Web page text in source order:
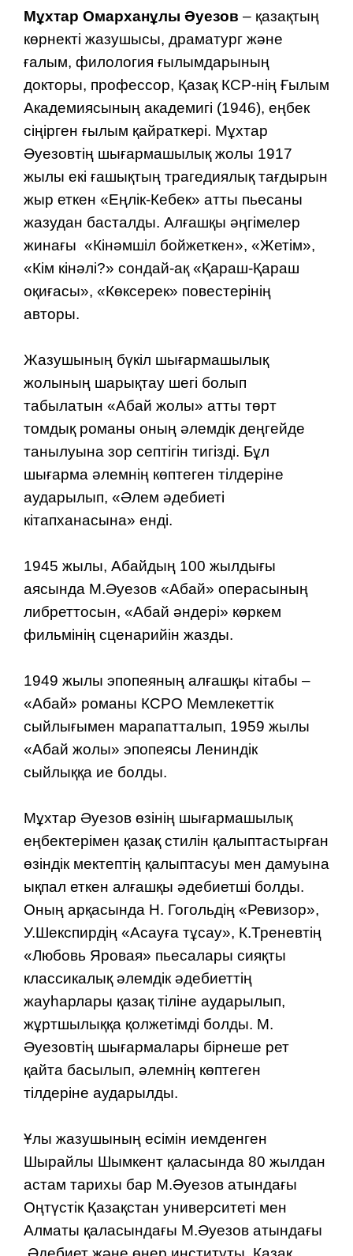
Мұхтар Омарханұлы Әуезов – қазақтың
көрнекті жазушысы, драматург және
ғалым, филология ғылымдарының
докторы, профессор, Қазақ КСР-нің Ғылым
Академиясының академигі (1946), еңбек
сіңірген ғылым қайраткері. Мұхтар
Әуезовтің шығармашылық жолы 1917
жылы екі ғашықтың трагедиялық тағдырын
жыр еткен «Еңлік-Кебек» атты пьесаны
жазудан басталды. Алғашқы әңгімелер
жинағы «Кінәмшіл бойжеткен», «Жетім»,
«Кім кінәлі?» сондай-ақ «Қараш-Қараш
оқиғасы», «Көксерек» повестерінің
авторы.
Жазушының бүкіл шығармашылық
жолының шарықтау шегі болып
табылатын «Абай жолы» атты төрт
томдық романы оның әлемдік деңгейде
танылуына зор септігін тигізді. Бұл
шығарма әлемнің көптеген тілдеріне
аударылып, «Әлем әдебиеті
кітапханасына» енді.
1945 жылы, Абайдың 100 жылдығы
аясында М.Әуезов «Абай» операсының
либреттосын, «Абай әндері» көркем
фильмінің сценарийін жазды.
1949 жылы эпопеяның алғашқы кітабы –
«Абай» романы КСРО Мемлекеттік
сыйлығымен марапатталып, 1959 жылы
«Абай жолы» эпопеясы Лениндік
сыйлыққа ие болды.
Мұхтар Әуезов өзінің шығармашылық
еңбектерімен қазақ стилін қалыптастырған
өзіндік мектептің қалыптасуы мен дамуына
ықпал еткен алғашқы әдебиетші болды.
Оның арқасында Н. Гогольдің «Ревизор»,
У.Шекспирдің «Асауға тұсау», К.Треневтің
«Любовь Яровая» пьесалары сияқты
классикалық әлемдік әдебиеттің
жауһарлары қазақ тіліне аударылып,
жұртшылыққа қолжетімді болды. М.
Әуезовтің шығармалары бірнеше рет
қайта басылып, әлемнің көптеген
тілдеріне аударылды.
Ұлы жазушының есімін иемденген
Шырайлы Шымкент қаласында 80 жылдан
астам тарихы бар М.Әуезов атындағы
Оңтүстік Қазақстан университеті мен
Алматы қаласындағы М.Әуезов атындағы